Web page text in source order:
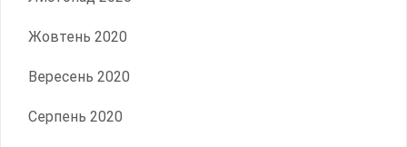
Жовтень 2020
Вересень 2020
Серпень 2020